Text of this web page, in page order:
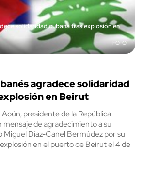
solidaridad cubana tras explosión en
agradece solidaridad
en Beirut
presidente de la República
mensaje de agradecimiento a su
Miguel Díaz-Canel Bermúdez por su
en el puerto de Beirut el 4 de